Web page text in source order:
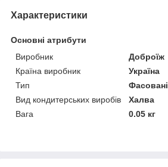
Характеристики
Основні атрибути
Виробник
Доброїж
Країна виробник
Україна
Тип
Фасовані
Вид кондитерських виробів
Халва
Вага
0.05 кг